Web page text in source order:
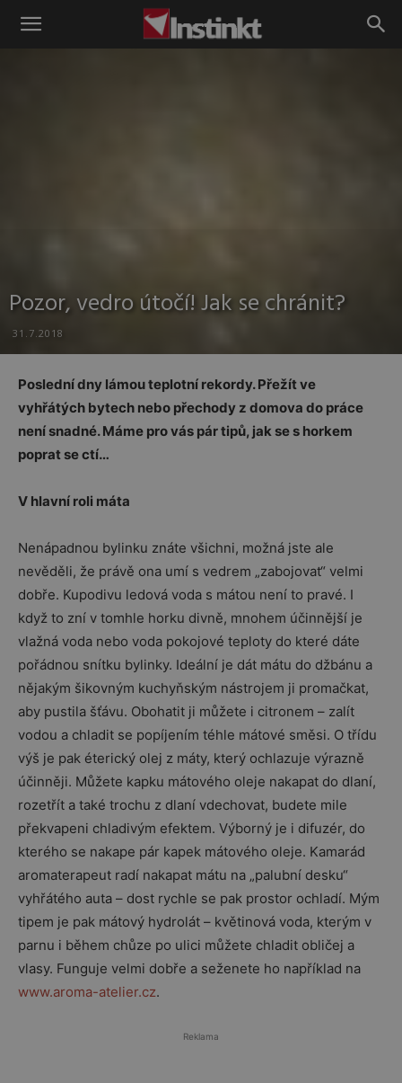
Instinkt
Pozor, vedro útočí! Jak se chránit?
31.7.2018
Poslední dny lámou teplotní rekordy. Přežít ve
vyhřátých bytech nebo přechody z domova do práce
není snadné. Máme pro vás pár tipů, jak se s horkem
poprat se ctí…
V hlavní roli máta
Nenápadnou bylinku znáte všichni, možná jste ale
nevěděli, že právě ona umí s vedrem „zabojovat“ velmi
dobře. Kupodivu ledová voda s mátou není to pravé. I
když to zní v tomhle horku divně, mnohem účinnější je
vlažná voda nebo voda pokojové teploty do které dáte
pořádnou snítku bylinky. Ideální je dát mátu do džbánu a
nějakým šikovným kuchyňským nástrojem ji promačkat,
aby pustila šťávu. Obohatit ji můžete i citronem – zalít
vodou a chladit se popíjením téhle mátové směsi. O třídu
výš je pak éterický olej z máty, který ochlazuje výrazně
účinněji. Můžete kapku mátového oleje nakapat do dlaní,
rozetřít a také trochu z dlaní vdechovat, budete mile
překvapeni chladivým efektem. Výborný je i difuzér, do
kterého se nakape pár kapek mátového oleje. Kamarád
aromaterapeut radí nakapat mátu na „palubní desku“
vyhřátého auta – dost rychle se pak prostor ochladí. Mým
tipem je pak mátový hydrolát – květinová voda, kterým v
parnu i během chůze po ulici můžete chladit obličej a
vlasy. Funguje velmi dobře a seženete ho například na
www.aroma-atelier.cz.
Reklama